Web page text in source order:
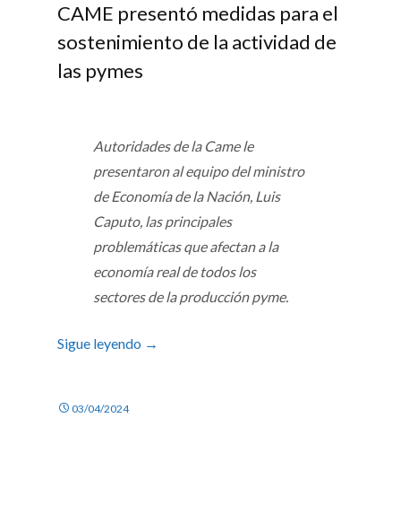
CAME presentó medidas para el
sostenimiento de la actividad de
las pymes
Autoridades de la Came le
presentaron al equipo del ministro
de Economía de la Nación, Luis
Caputo, las principales
problemáticas que afectan a la
economía real de todos los
sectores de la producción pyme.
Sigue leyendo →
03/04/2024